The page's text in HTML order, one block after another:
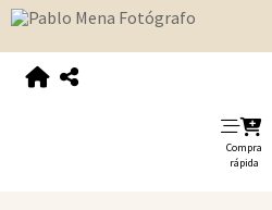
Compra
rápida